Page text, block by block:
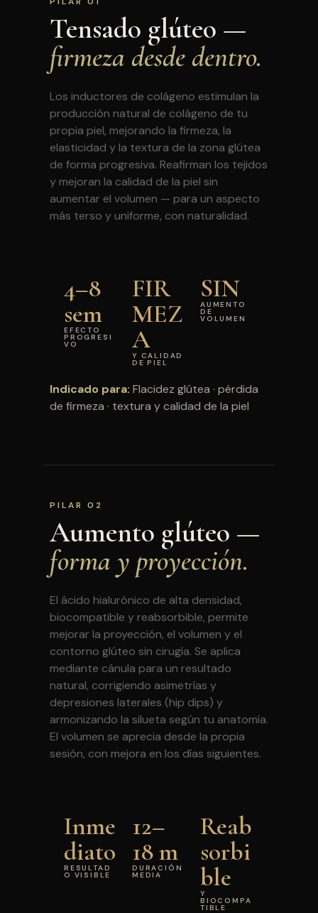
Tensado glúteo —
firmeza desde dentro.
Los inductores de colágeno estimulan la
producción natural de colágeno de tu
propia piel, mejorando la firmeza, la
elasticidad y la textura de la zona glútea
de forma progresiva. Reafirman los tejidos
y mejoran la calidad de la piel sin
aumentar el volumen — para un aspecto
más terso y uniforme, con naturalidad.
4–8
sem
EFECTO
PROGRESI
VO
FIR
MEZ
A
Y CALIDAD
DE PIEL
SIN
AUMENTO
DE
VOLUMEN
Indicado para: Flacidez glútea · pérdida
de firmeza · textura y calidad de la piel
PILAR 02
Aumento glúteo —
forma y proyección.
El ácido hialurónico de alta densidad,
biocompatible y reabsorbible, permite
mejorar la proyección, el volumen y el
contorno glúteo sin cirugía. Se aplica
mediante cánula para un resultado
natural, corrigiendo asimetrías y
depresiones laterales (hip dips) y
armonizando la silueta según tu anatomía.
El volumen se aprecia desde la propia
sesión, con mejora en los días siguientes.
Inme
diato
RESULTAD
O VISIBLE
12–
18 m
DURACIÓN
MEDIA
Reab
sorbi
ble
Y
BIOCOMPA
TIBLE